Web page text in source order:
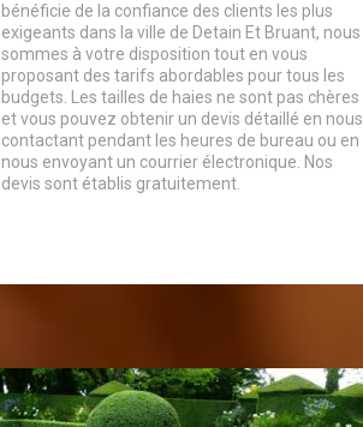
bénéficie de la confiance des clients les plus
exigeants dans la ville de Detain Et Bruant, nous
sommes à votre disposition tout en vous
proposant des tarifs abordables pour tous les
budgets. Les tailles de haies ne sont pas chères
et vous pouvez obtenir un devis détaillé en nous
contactant pendant les heures de bureau ou en
nous envoyant un courrier électronique. Nos
devis sont établis gratuitement.